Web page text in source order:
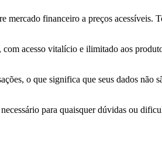
financeiro a preços acessíveis.
acesso vitalício e ilimitado aos
o que significa que seus dados não
para quaisquer dúvidas ou